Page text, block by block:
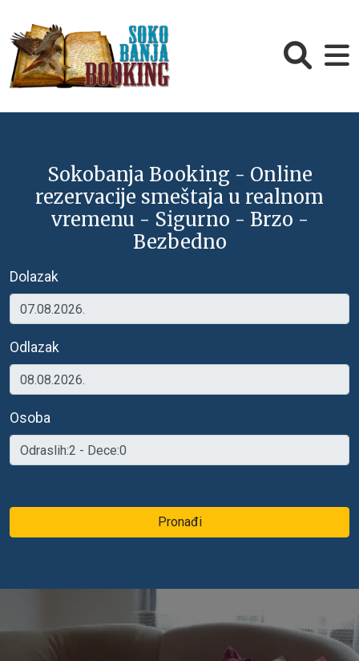
Sokobanja Booking - Online
rezervacije smeštaja u realnom
vremenu - Sigurno - Brzo -
Bezbedno
Dolazak
Odlazak
Osoba
Pronađi